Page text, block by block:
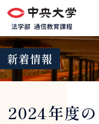
グ
ー
バ
ル
ビ
本
へ
ロ
カ
ル
ナ
ゲ
フ
タ
ー
へ
新着情報
2024年度